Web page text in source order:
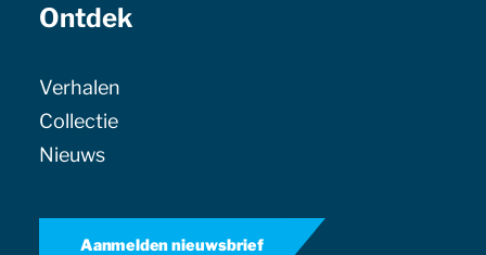
Ontdek
Verhalen
Collectie
Nieuws
Aanmelden nieuwsbrief